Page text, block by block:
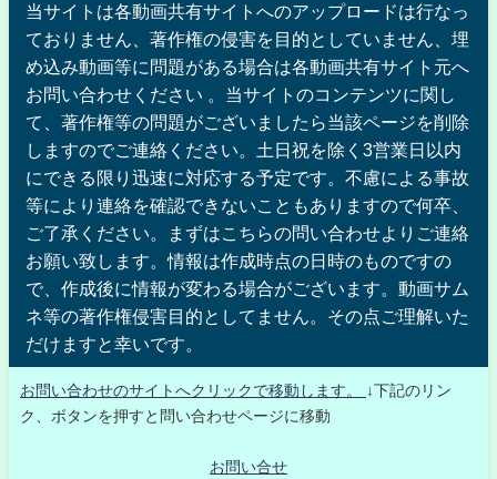
当サイトは各動画共有サイトへのアップロードは行なっ
ておりません、著作権の侵害を目的としていません、埋
め込み動画等に問題がある場合は各動画共有サイト元へ
お問い合わせください 。当サイトのコンテンツに関し
て、著作権等の問題がございましたら当該ページを削除
しますのでご連絡ください。土日祝を除く3営業日以内
にできる限り迅速に対応する予定です。不慮による事故
等により連絡を確認できないこともありますので何卒、
ご了承ください。まずはこちらの問い合わせよりご連絡
お願い致します。情報は作成時点の日時のものですの
で、作成後に情報が変わる場合がございます。動画サム
ネ等の著作権侵害目的としてません。その点ご理解いた
だけますと幸いです。
お問い合わせのサイトへクリックで移動します。
↓下記のリン
ク、ボタンを押すと問い合わせページに移動
お問い合せ